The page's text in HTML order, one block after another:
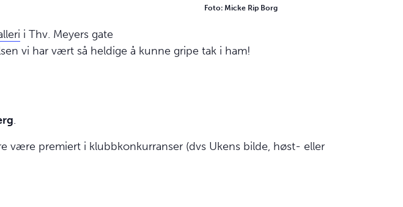
Foto: Micke Rip Borg
i Thv. Meyers gate
vi har vært så heldige å kunne gripe tak i ham!
.
være premiert i klubbkonkurranser (dvs Ukens bilde, høst- eller